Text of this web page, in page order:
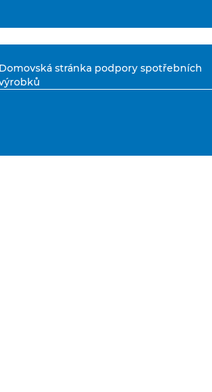
Domovská stránka podpory spotřebních